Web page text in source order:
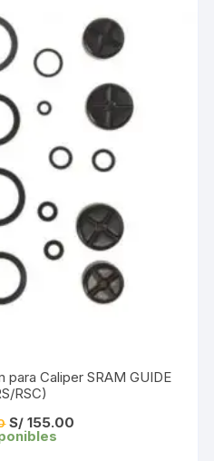
para Caliper SRAM GUIDE
RSC)
El
precio
S/ 155.00